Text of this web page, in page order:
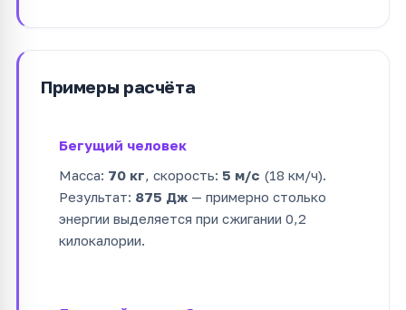
Примеры расчёта
Бегущий человек
Масса: 70 кг, скорость: 5 м/с (18 км/ч).
Результат: 875 Дж — примерно столько
энергии выделяется при сжигании 0,2
килокалории.